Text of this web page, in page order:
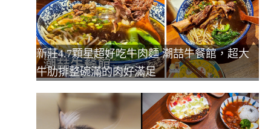
新莊4.7顆星超好吃牛肉麵 潮喆牛餐館，超大
牛肋排整碗滿的肉好滿足